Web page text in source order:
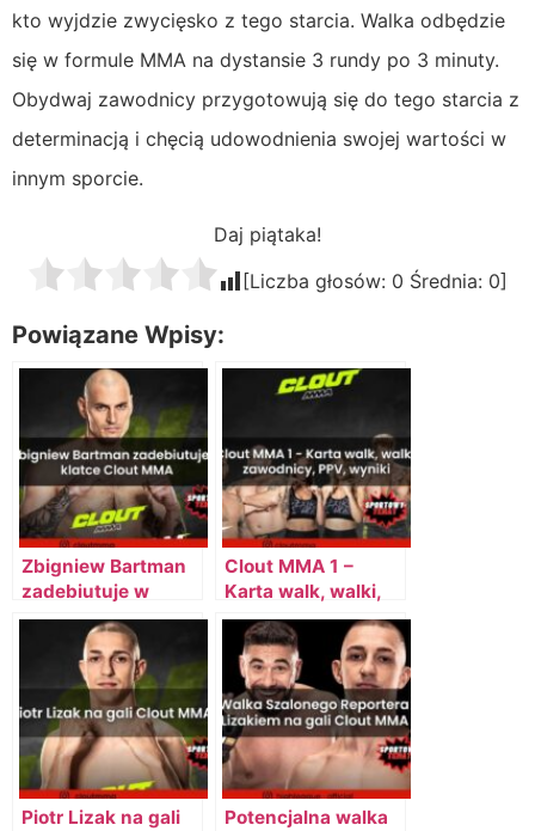
kto wyjdzie zwycięsko z tego starcia. Walka odbędzie
się w formule MMA na dystansie 3 rundy po 3 minuty.
Obydwaj zawodnicy przygotowują się do tego starcia z
determinacją i chęcią udowodnienia swojej wartości w
innym sporcie.
Daj piątaka!
[Liczba głosów: 0 Średnia: 0]
Powiązane Wpisy:
Zbigniew Bartman
zadebiutuje w
klatce Clout MMA
Clout MMA 1 –
Karta walk, walki,
zawodnicy, PPV,
wyniki
Piotr Lizak na gali Potencjalna walka